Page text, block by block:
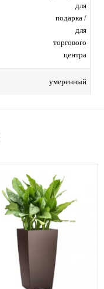
для
подарка /
для
торгового
центра
умеренный